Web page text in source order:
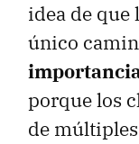
idea de que
único
porque los
de